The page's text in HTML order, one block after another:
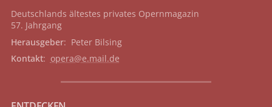
Deutschlands ältestes privates Opernmagazin
57. Jahrgang
Herausgeber: Peter Bilsing
Kontakt: opera@e.mail.de